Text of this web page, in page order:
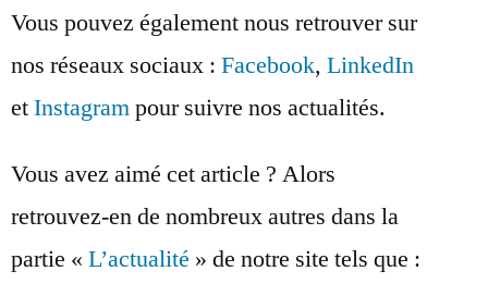
Vous pouvez également nous retrouver sur
nos réseaux sociaux : Facebook, LinkedIn
etInstagrampour suivre nos actualités.
Vous avez aimé cet article ? Alors
retrouvez-en de nombreux autres dans la
partie « L’actualité » de notre site tels que :